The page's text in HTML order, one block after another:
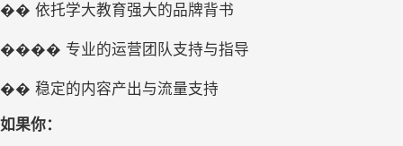
�� 依托学大教育强大的品牌背书
���� 专业的运营团队支持与指导
�� 稳定的内容产出与流量支持
如果你：